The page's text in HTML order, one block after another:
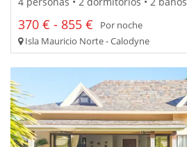
370 € - 855 €
Por noche
Isla Mauricio Norte - Calodyne